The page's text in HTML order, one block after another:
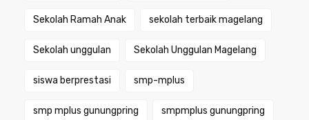
Sekolah Ramah Anak sekolah terbaik magelang
Sekolah unggulan Sekolah Unggulan Magelang
siswa berprestasi smp-mplus
smp mplus gunungpring smpmplus gunungpring